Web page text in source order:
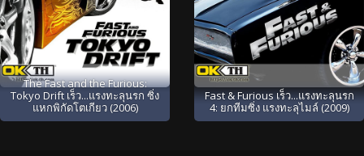
The Fast and the Furious:
Tokyo Drift เร็ว...แรงทะลุนรก ซิ่ง
แหกพิกัดโตเกียว (2006)
Fast & Furious เร็ว...แรงทะลุนรก
4: ยกทีมซิ่ง แรงทะลุไมล์ (2009)